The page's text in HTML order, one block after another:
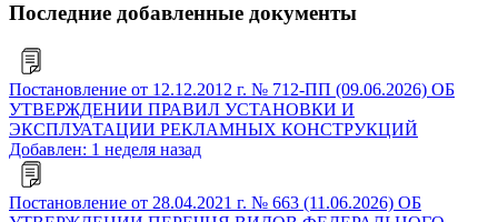
Последние добавленные документы
Постановление от 12.12.2012 г. № 712-ПП (09.06.2026) ОБ
УТВЕРЖДЕНИИ ПРАВИЛ УСТАНОВКИ И
ЭКСПЛУАТАЦИИ РЕКЛАМНЫХ КОНСТРУКЦИЙ
Добавлен: 1 неделя назад
Постановление от 28.04.2021 г. № 663 (11.06.2026) ОБ